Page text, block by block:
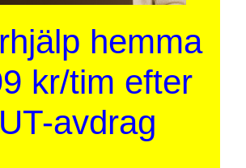
hemma
kr/tim efter
avdrag